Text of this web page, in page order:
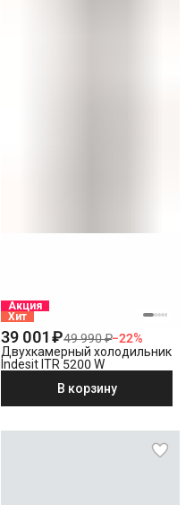
Акция
Хит
39 001 ₽49 990 ₽−22%
Двухкамерный холодильник
Indesit ITR 5200 W
В корзину